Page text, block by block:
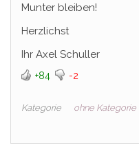
Munter bleiben!
Herzlichst
Ihr Axel Schuller
+84 -2
Kategorie ohne Kategorie